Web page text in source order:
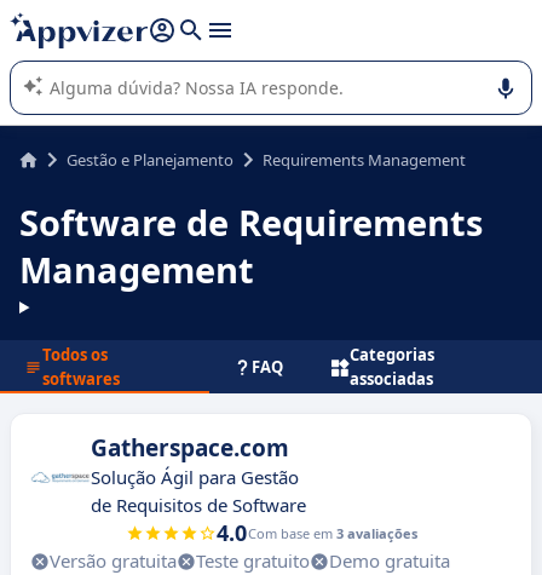
de nossa IA (várias linhas com
A IA do Appvizer o orienta no uso ou na seleção de software
SaaS para sua empresa.
Gestão e Planejamento Requirements Management
Software de Requirements
Management
Todos os
softwares
FAQ
Categorias
associadas
Gatherspace.com
Solução Ágil para Gestão
de Requisitos de Software
4.0Com base em 3 avaliações
Versão gratuita Teste gratuito
Demo gratuita